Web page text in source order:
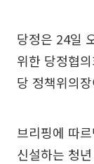
당정은 24일
위한 당정협
당 정책위의
브리핑에 따
신설하는 청